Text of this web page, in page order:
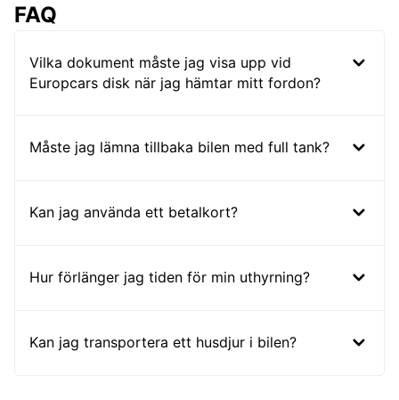
FAQ
Vilka dokument måste jag visa upp vid
Europcars disk när jag hämtar mitt fordon?
Måste jag lämna tillbaka bilen med full tank?
Kan jag använda ett betalkort?
Hur förlänger jag tiden för min uthyrning?
Kan jag transportera ett husdjur i bilen?